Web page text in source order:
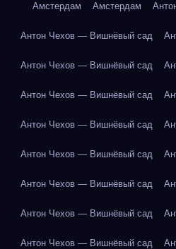
Амстердам Амстердам
Антон Чехов — Вишнёвый сад
Антон Чехов — Вишнёвый сад
Антон Чехов — Вишнёвый сад
Антон Чехов — Вишнёвый сад
Антон Чехов — Вишнёвый сад
Антон Чехов — Вишнёвый сад
Антон Чехов — Вишнёвый сад
Антон Чехов — Вишнёвый сад